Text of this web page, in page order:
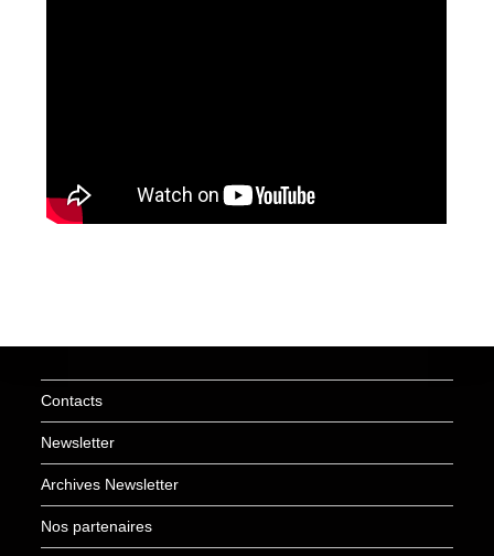
Contacts
Newsletter
Archives Newsletter
Nos partenaires